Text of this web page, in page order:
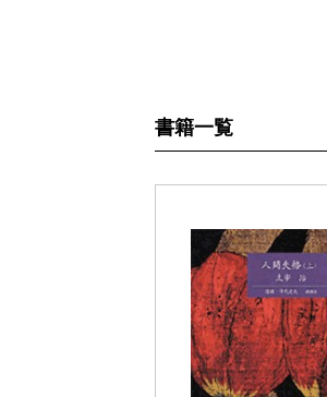
書籍一覧